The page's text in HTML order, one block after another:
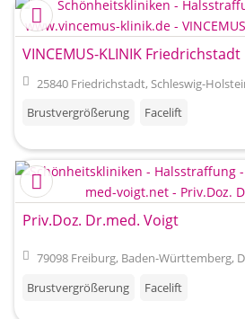
VINCEMUS-KLINIK Friedrichstadt
25840 Friedrichstadt, Schleswig-
Brustvergrößerung
Facelift
Priv.Doz. Dr.med. Voigt
79098 Freiburg, Baden-Württemberg,
Brustvergrößerung
Facelift